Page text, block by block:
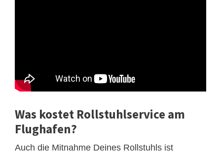
Was kostet Rollstuhlservice am
Flughafen?
Auch die Mitnahme Deines Rollstuhls ist